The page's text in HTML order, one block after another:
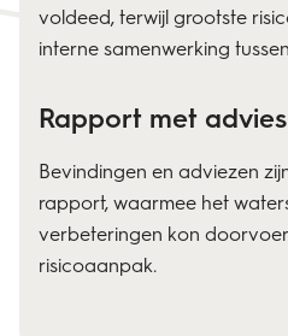
voldeed, terwijl grootste
interne samenwerking
Rapport met advies
Bevindingen en adviezen
rapport, waarmee het
verbeteringen kon
risicoaanpak.